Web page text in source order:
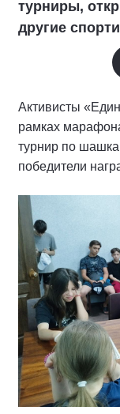
турниры,
другие
Активисты
рамках
турнир по
победители